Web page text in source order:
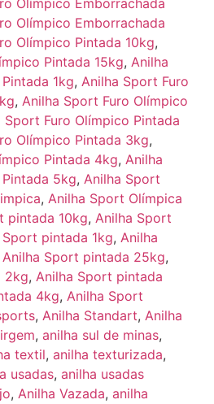
Olímpico Emborrachada
Olímpico Emborrachada
Olímpico Pintada 10kg,
Pintada 15kg, Anilha
1kg, Anilha Sport Furo
, Anilha Sport Furo Olímpico
Sport Furo Olímpico Pintada
Olímpico Pintada 3kg,
Pintada 4kg, Anilha
5kg, Anilha Sport
, Anilha Sport Olímpica
pintada 10kg, Anilha Sport
pintada 1kg, Anilha
Anilha Sport pintada 25kg,
2kg, Anilha Sport pintada
4kg, Anilha Sport
, Anilha Standart, Anilha
, anilha sul de minas,
textil, anilha texturizada,
usadas, anilha usadas
, Anilha Vazada, anilha